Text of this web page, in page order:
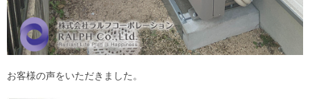
お客様の声をいただきました。